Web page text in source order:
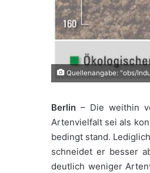
Quellenangabe: "obs/
Berlin – Die weithin
Artenvielfalt sei als
bedingt stand.
schneidet er besser
deutlich weniger